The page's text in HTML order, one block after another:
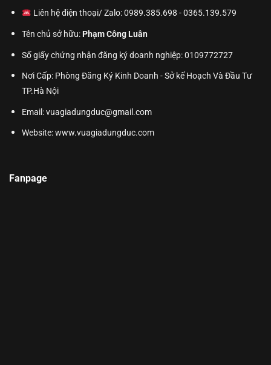
Liên hệ điện thoại/ Zalo: 0989.385.698 - 0365.139.579
Tên chủ sở hữu:Phạm Công Luân
Số giấy chứng nhận đăng ký doanh nghiệp: 0109772727
Nơi Cấp: Phòng Đăng Ký Kinh Doanh - Sở kế Hoạch Và Đầu Tư
TP.Hà Nội
Email: vuagiadungduc@gmail.com
Website:www.vuagiadungduc.com
Fanpage